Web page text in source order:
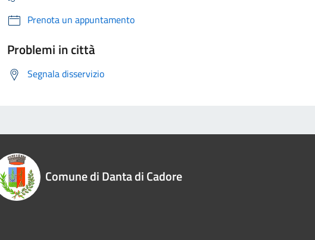
Prenota un appuntamento
Problemi in città
Segnala disservizio
Comune di Danta di Cadore